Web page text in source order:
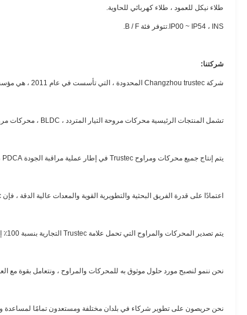
طلاء نيكل للعمود ، طلاء كهربائي للحاوية.
IP00 ~ IP54 ، INS.تتوفر فئة B / F.
شركتنا:
شركة Changzhou trustec المحدودة ، التي تأسست في عام 2011 ، هي مؤسسة تكنولوجية مبتكرة تركز على تصميم وتصنيع وبيع محركات مروحة HVAC / R ومراوح النفخ.
تشمل المنتجات الرئيسية محركات مروحة التيار المتردد ، BLDC ، محركات مروحة EC ، مراوح الطرد المركزي ومراوح التدفق المحوري ، والتي تستخدم على نطاق واسع في مجالات التدفئة والتهوية وتكييف الهواء والتبريد.
يتم إنتاج جميع محركات ومراوح Trustec في إطار عملية مراقبة الجودة PDCA ، وتم اعتمادها من قبل ISO9001 ، CE ، Rohs ، كما أن محركات المروحة لدينا حاصلة على شهادة UL.
اعتمادًا على قدرة الفريق البحثية والتطويرية القوية والمعدات عالية الدقة ، فإن Trustec قادرة على تزويد العملاء بخدمة ODM الفريدة وضمان الجودة.
يتم تصدير المحركات والمراوح التي تحمل علامة Trustec التجارية بنسبة 100٪ إلى أمريكا وأوروبا والشرق الأوسط وآسيا ، وقد تمت الموافقة عليها من قبل السوق العالمية.
نحن ننمو لنصبح مورد حلول موثوق به للمحركات والمراوح ، ونتعامل بقوة مع
نحن حريصون على تطوير شركاء في بلدان مختلفة ومستعدون تمامًا لمساعدة